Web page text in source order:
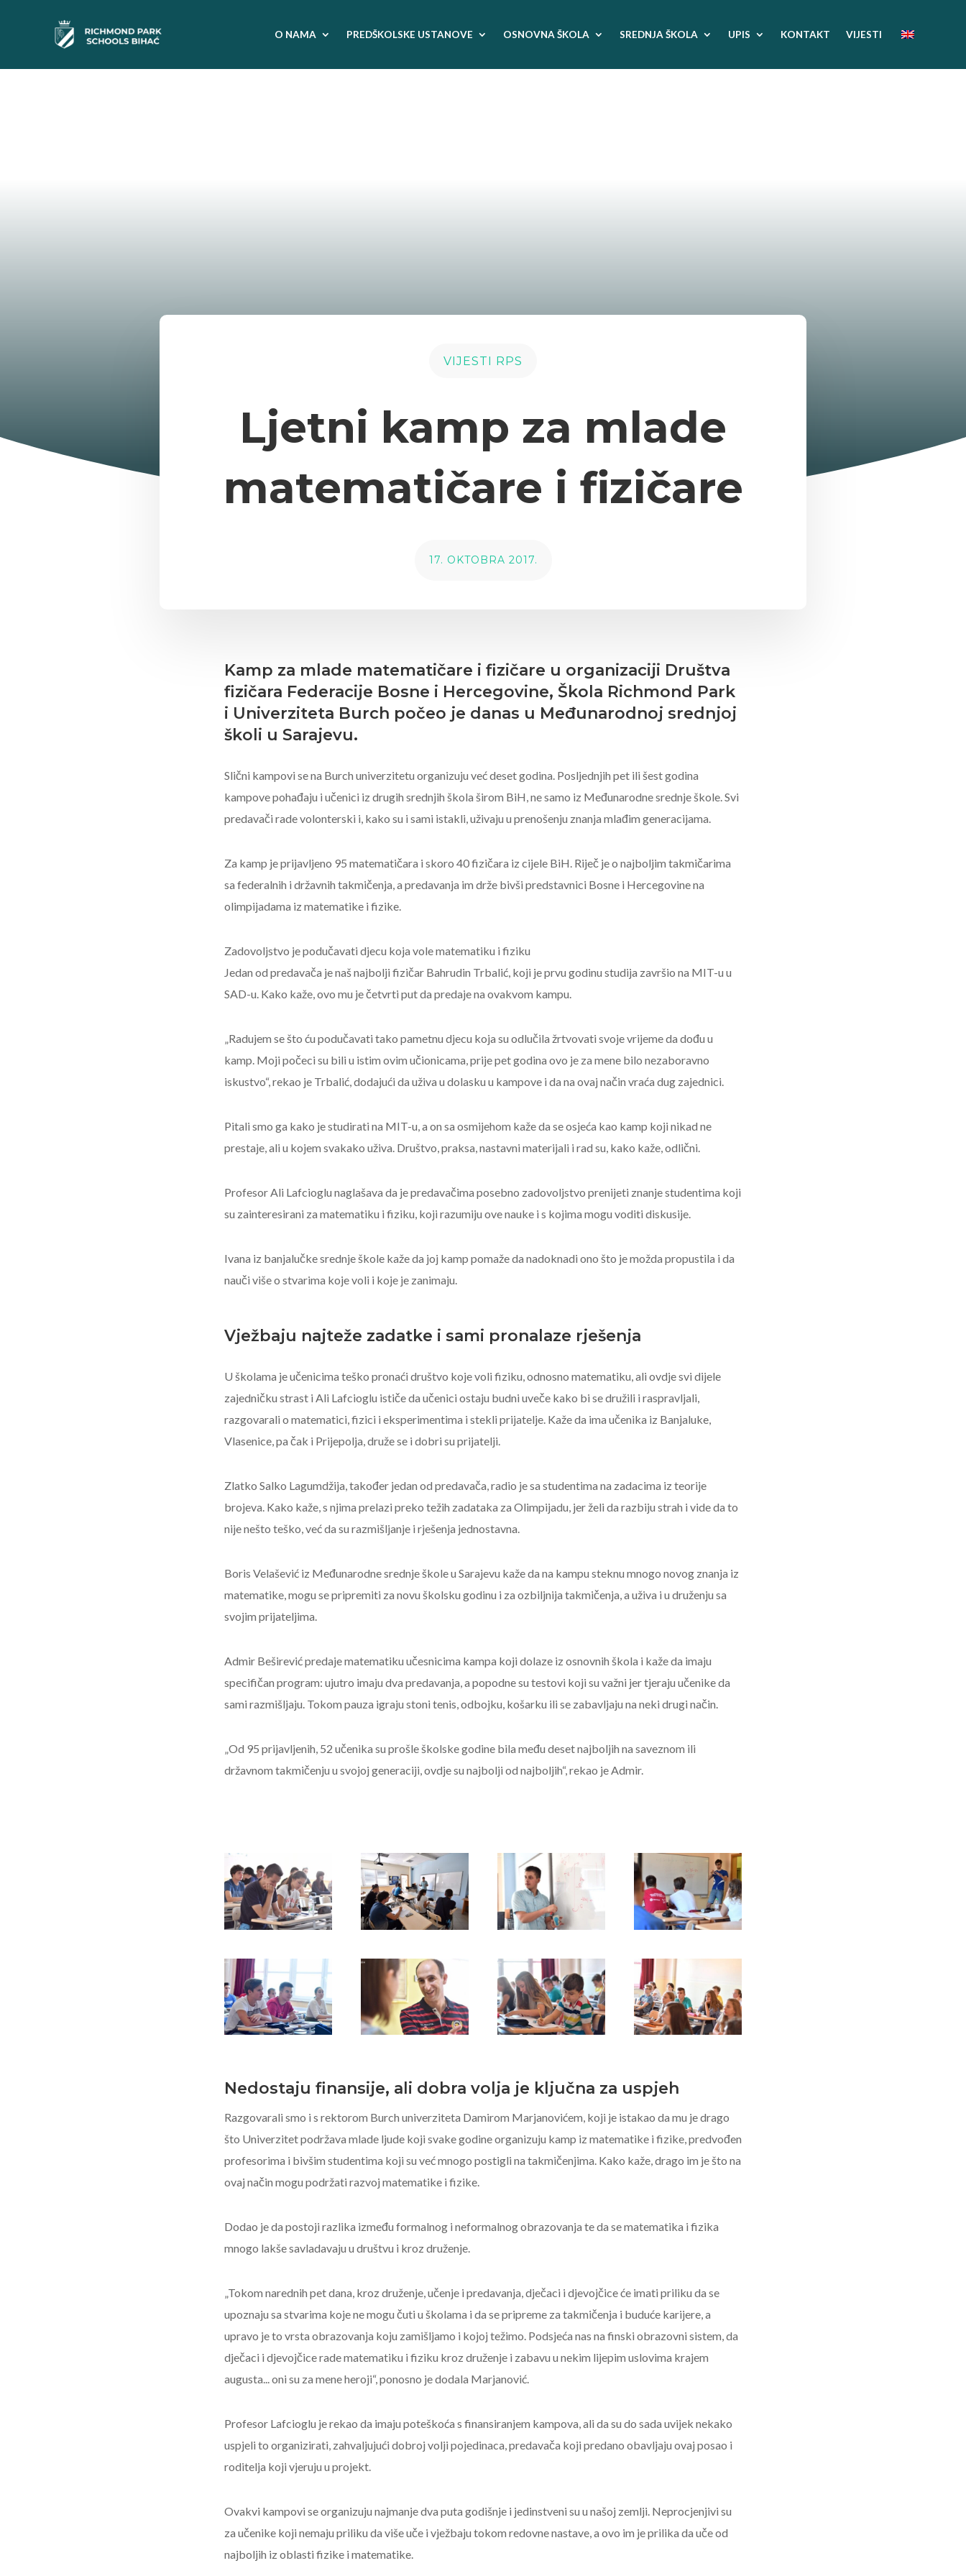
O NAMA PREDŠKOLSKE USTANOVE OSNOVNA ŠKOLA SREDNJA ŠKOLA UPIS KONTAKT VIJESTI
VIJESTI RPS
Ljetni kamp za mlade
matematičare i fizičare
17. OKTOBRA 2017.
Kamp za mlade matematičare i fizičare u organizaciji Društva
fizičara Federacije Bosne i Hercegovine, Škola Richmond Park
i Univerziteta Burch počeo je danas u Međunarodnoj srednjoj
školi u Sarajevu.
Slični kampovi se na Burch univerzitetu organizuju već deset godina. Posljednjih pet ili šest godina
kampove pohađaju i učenici iz drugih srednjih škola širom BiH, ne samo iz Međunarodne srednje škole. Svi
predavači rade volonterski i, kako su i sami istakli, uživaju u prenošenju znanja mlađim generacijama.
Za kamp je prijavljeno 95 matematičara i skoro 40 fizičara iz cijele BiH. Riječ je o najboljim takmičarima
sa federalnih i državnih takmičenja, a predavanja im drže bivši predstavnici Bosne i Hercegovine na
olimpijadama iz matematike i fizike.
Zadovoljstvo je podučavati djecu koja vole matematiku i fiziku
Jedan od predavača je naš najbolji fizičar Bahrudin Trbalić, koji je prvu godinu studija završio na MIT-u u
SAD-u. Kako kaže, ovo mu je četvrti put da predaje na ovakvom kampu.
„Radujem se što ću podučavati tako pametnu djecu koja su odlučila žrtvovati svoje vrijeme da dođu u
kamp. Moji počeci su bili u istim ovim učionicama, prije pet godina ovo je za mene bilo nezaboravno
iskustvo“, rekao je Trbalić, dodajući da uživa u dolasku u kampove i da na ovaj način vraća dug zajednici.
Pitali smo ga kako je studirati na MIT-u, a on sa osmijehom kaže da se osjeća kao kamp koji nikad ne
prestaje, ali u kojem svakako uživa. Društvo, praksa, nastavni materijali i rad su, kako kaže, odlični.
Profesor Ali Lafcioglu naglašava da je predavačima posebno zadovoljstvo prenijeti znanje studentima koji
su zainteresirani za matematiku i fiziku, koji razumiju ove nauke i s kojima mogu voditi diskusije.
Ivana iz banjalučke srednje škole kaže da joj kamp pomaže da nadoknadi ono što je možda propustila i da
nauči više o stvarima koje voli i koje je zanimaju.
Vježbaju najteže zadatke i sami pronalaze rješenja
U školama je učenicima teško pronaći društvo koje voli fiziku, odnosno matematiku, ali ovdje svi dijele
zajedničku strast i Ali Lafcioglu ističe da učenici ostaju budni uveče kako bi se družili i raspravljali,
razgovarali o matematici, fizici i eksperimentima i stekli prijatelje. Kaže da ima učenika iz Banjaluke,
Vlasenice, pa čak i Prijepolja, druže se i dobri su prijatelji.
Zlatko Salko Lagumdžija, također jedan od predavača, radio je sa studentima na zadacima iz teorije
brojeva. Kako kaže, s njima prelazi preko težih zadataka za Olimpijadu, jer želi da razbiju strah i vide da to
nije nešto teško, već da su razmišljanje i rješenja jednostavna.
Boris Velašević iz Međunarodne srednje škole u Sarajevu kaže da na kampu steknu mnogo novog znanja iz
matematike, mogu se pripremiti za novu školsku godinu i za ozbiljnija takmičenja, a uživa i u druženju sa
svojim prijateljima.
Admir Beširević predaje matematiku učesnicima kampa koji dolaze iz osnovnih škola i kaže da imaju
specifičan program: ujutro imaju dva predavanja, a popodne su testovi koji su važni jer tjeraju učenike da
sami razmišljaju. Tokom pauza igraju stoni tenis, odbojku, košarku ili se zabavljaju na neki drugi način.
„Od 95 prijavljenih, 52 učenika su prošle školske godine bila među deset najboljih na saveznom ili
državnom takmičenju u svojoj generaciji, ovdje su najbolji od najboljih“, rekao je Admir.
Nedostaju finansije, ali dobra volja je ključna za uspjeh
Razgovarali smo i s rektorom Burch univerziteta Damirom Marjanovićem, koji je istakao da mu je drago
što Univerzitet podržava mlade ljude koji svake godine organizuju kamp iz matematike i fizike, predvođen
profesorima i bivšim studentima koji su već mnogo postigli na takmičenjima. Kako kaže, drago im je što na
ovaj način mogu podržati razvoj matematike i fizike.
Dodao je da postoji razlika između formalnog i neformalnog obrazovanja te da se matematika i fizika
mnogo lakše savladavaju u društvu i kroz druženje.
„Tokom narednih pet dana, kroz druženje, učenje i predavanja, dječaci i djevojčice će imati priliku da se
upoznaju sa stvarima koje ne mogu čuti u školama i da se pripreme za takmičenja i buduće karijere, a
upravo je to vrsta obrazovanja koju zamišljamo i kojoj težimo. Podsjeća nas na finski obrazovni sistem, da
dječaci i djevojčice rade matematiku i fiziku kroz druženje i zabavu u nekim lijepim uslovima krajem
augusta... oni su za mene heroji“, ponosno je dodala Marjanović.
Profesor Lafcioglu je rekao da imaju poteškoća s finansiranjem kampova, ali da su do sada uvijek nekako
uspjeli to organizirati, zahvaljujući dobroj volji pojedinaca, predavača koji predano obavljaju ovaj posao i
roditelja koji vjeruju u projekt.
Ovakvi kampovi se organizuju najmanje dva puta godišnje i jedinstveni su u našoj zemlji. Neprocjenjivi su
za učenike koji nemaju priliku da više uče i vježbaju tokom redovne nastave, a ovo im je prilika da uče od
najboljih iz oblasti fizike i matematike.